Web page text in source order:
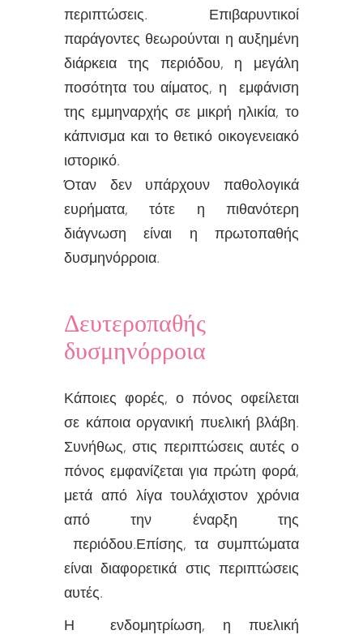
περιπτώσεις. Επιβαρυντικοί
παράγοντες θεωρούνται η αυξημένη
διάρκεια της περιόδου, η μεγάλη
ποσότητα του αίματος, η εμφάνιση
της εμμηναρχής σε μικρή ηλικία, το
κάπνισμα και το θετικό οικογενειακό
ιστορικό.
Όταν δεν υπάρχουν παθολογικά
ευρήματα, τότε η πιθανότερη
διάγνωση είναι η πρωτοπαθής
δυσμηνόρροια.
Δευτεροπαθής
δυσμηνόρροια
Κάποιες φορές, ο πόνος οφείλεται
σε κάποια οργανική πυελική βλάβη.
Συνήθως, στις περιπτώσεις αυτές ο
πόνος εμφανίζεται για πρώτη φορά,
μετά από λίγα τουλάχιστον χρόνια
από την έναρξη της
περιόδου.Επίσης, τα συμπτώματα
είναι διαφορετικά στις περιπτώσεις
αυτές.
Η ενδομητρίωση, η πυελική